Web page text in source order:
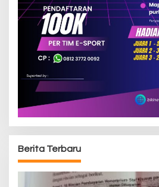
Berita Terbaru